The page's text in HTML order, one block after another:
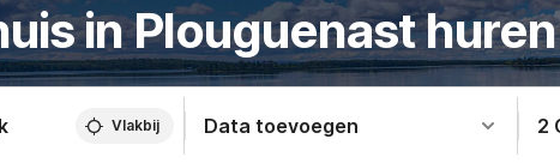
in Plouguenast
Vlakbij Data toevoegen 2